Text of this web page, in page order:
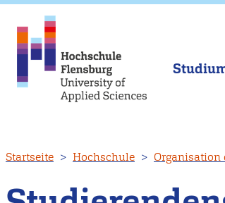
zum
Inhalt
Startseite Hochschule Organisation